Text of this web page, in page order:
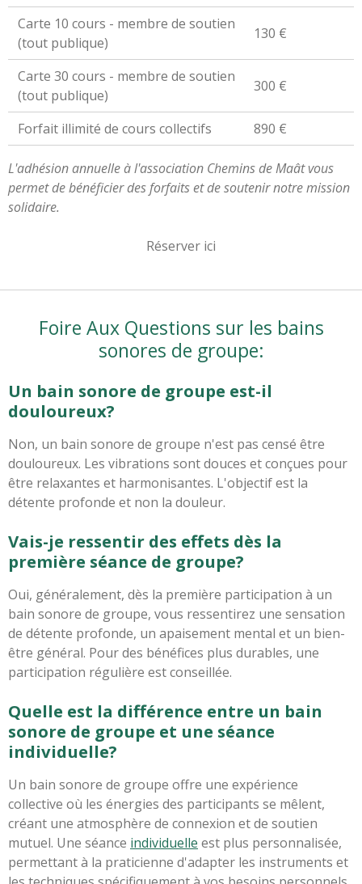
Carte 10 cours - membre de soutien
(tout publique)
130 €
Carte 30 cours - membre de soutien
(tout publique)
300 €
Forfait illimité de cours collectifs 890 €
L'adhésion annuelle à l'association Chemins de Maât vous
permet de bénéficier des forfaits et de soutenir notre mission
solidaire.
Réserver ici
Foire Aux Questions sur les bains
sonores de groupe:
Un bain sonore de groupe est-il
douloureux?
Non, un bain sonore de groupe n'est pas censé être
douloureux. Les vibrations sont douces et conçues pour
être relaxantes et harmonisantes. L'objectif est la
détente profonde et non la douleur.
Vais-je ressentir des effets dès la
première séance de groupe?
Oui, généralement, dès la première participation à un
bain sonore de groupe, vous ressentirez une sensation
de détente profonde, un apaisement mental et un bien-
être général. Pour des bénéfices plus durables, une
participation régulière est conseillée.
Quelle est la différence entre un bain
sonore de groupe et une séance
individuelle?
Un bain sonore de groupe offre une expérience
collective où les énergies des participants se mêlent,
créant une atmosphère de connexion et de soutien
mutuel. Une séance individuelle est plus personnalisée,
permettant à la praticienne d'adapter les instruments et